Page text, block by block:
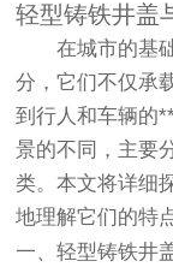
轻型铸铁井盖
在城市的基础
分，它们不仅承
到行人和车辆的
景的不同，主要
类。本文将详细
地理解它们的特
一、轻型铸铁井